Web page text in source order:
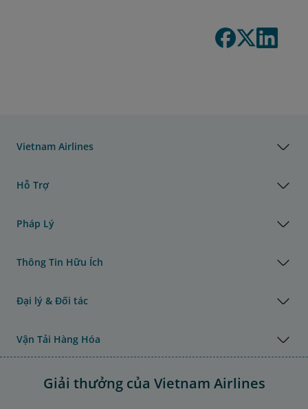
Vietnam Airlines
Hỗ Trợ
Pháp Lý
Thông Tin Hữu Ích
Đại lý & Đối tác
Vận Tải Hàng Hóa
Giải thưởng của Vietnam Airlines